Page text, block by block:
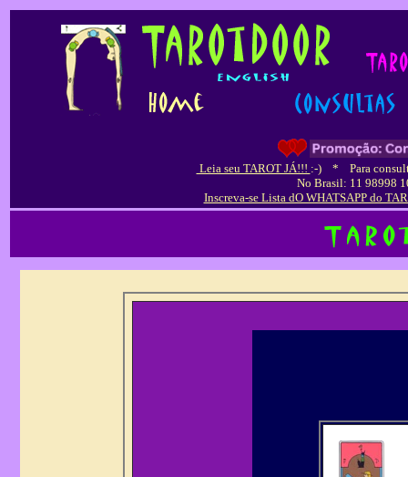
Leia seu TAROT JÁ!!! :-) *
Para
No Brasil: 11 98998
Inscreva-se Lista dO WHATSAPP do